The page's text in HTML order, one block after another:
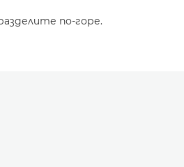
по-горе.